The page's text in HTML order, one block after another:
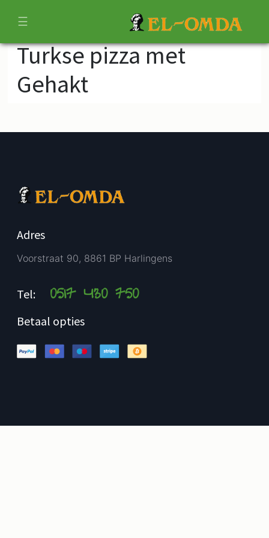
☰
Turkse pizza met
Gehakt
Adres
Voorstraat 90, 8861 BP Harlingens
Tel: 0517 430 750
Betaal opties